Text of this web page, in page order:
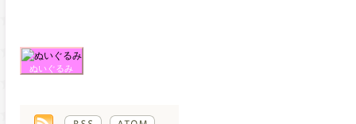
ぬいぐるみ